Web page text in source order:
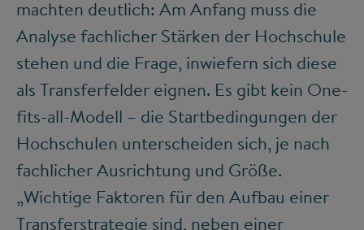
machten deutlich: Am Anfang muss die
Analyse fachlicher Stärken der Hochschule
stehen und die Frage, inwiefern sich diese
als Transferfelder eignen. Es gibt kein One-
fits-all-Modell – die Startbedingungen der
Hochschulen unterscheiden sich, je nach
fachlicher Ausrichtung und Größe.
„Wichtige Faktoren für den Aufbau einer
Transferstrategie sind, neben einer